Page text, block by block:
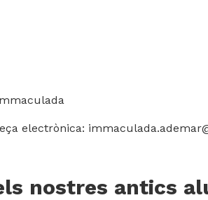
electrònica:
nostres antics